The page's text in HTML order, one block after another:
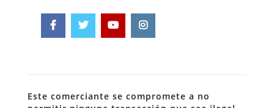
Este comerciante se compromete a no